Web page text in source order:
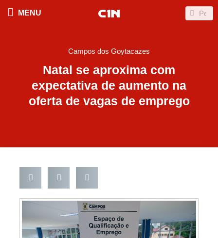
para
MENU Search
Search
Campos dos Goytacazes
Natal se aproxima com
expectativa de aumento na
oferta de vagas de emprego